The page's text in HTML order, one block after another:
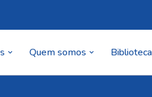
Quem somos